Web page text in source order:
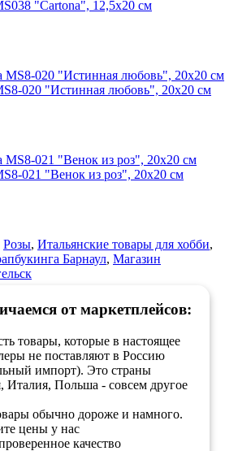
"Cartona", 12,5х20 см
020 "Истинная любовь", 20х20 см
021 "Венок из роз", 20х20 см
Розы, Итальянские товары для хобби,
Барнаул, Магазин
от маркетплейсов:
товары, которые в настоящее
не поставляют в Россию
импорт). Это страны
Италия, Польша - совсем другое
обычно дороже и намного.
цены у нас
качество